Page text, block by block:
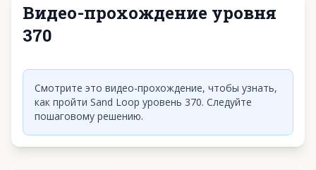
Видео-прохождение уровня
370
Смотрите это видео-прохождение, чтобы узнать,
как пройти Sand Loop уровень 370. Следуйте
пошаговому решению.